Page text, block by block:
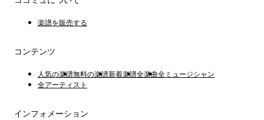
楽譜を販売する
コンテンツ
人気の楽譜無料の楽譜新着楽譜全楽曲全ミュージシャン
全アーティスト
インフォメーション